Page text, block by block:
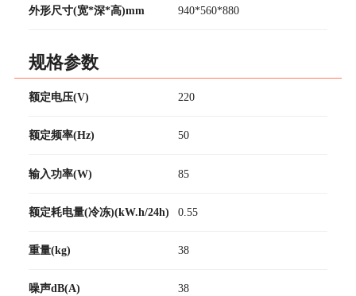
外形尺寸(宽*深*高)mm 940*560*880
规格参数
额定电压(V) 220
额定频率(Hz) 50
输入功率(W) 85
额定耗电量(冷冻)(kW.h/24h) 0.55
重量(kg) 38
噪声dB(A) 38